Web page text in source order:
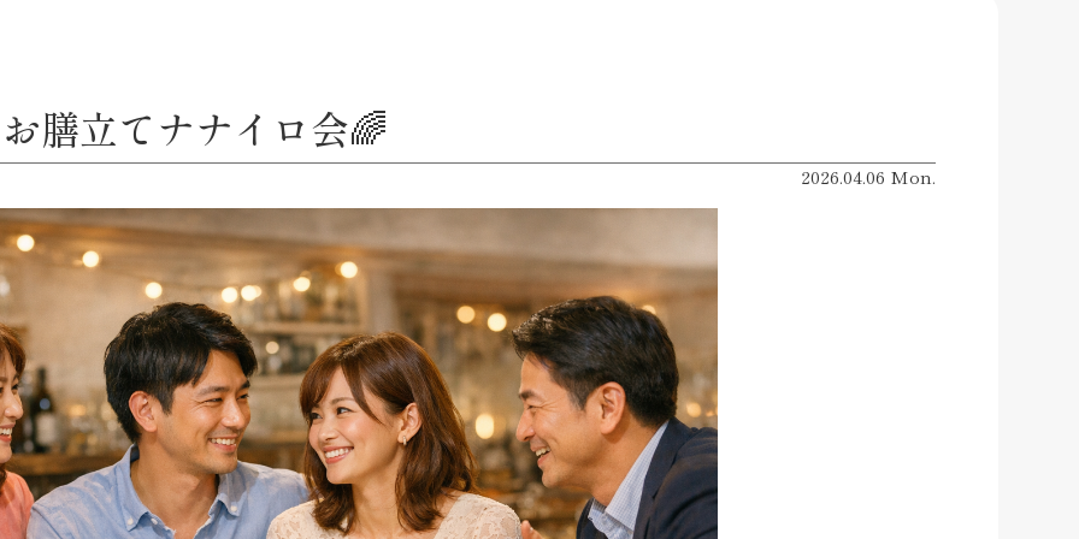
膳立てナナイロ会🌈
2026.04.06 Mon.